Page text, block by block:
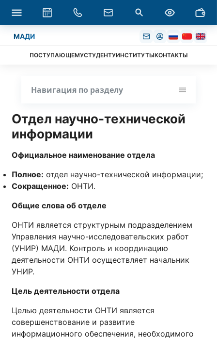
МАДИ
ПОСТУПАЮЩЕМУСТУДЕНТУИНСТИТУТЫКОНТАКТЫ
Отдел научно-технической
информации
Официальное наименование отдела
Полное: отдел научно-технической информации;
Сокращенное: ОНТИ.
Общие слова об отделе
ОНТИ является структурным подразделением
Управления научно-исследовательских работ
(УНИР) МАДИ. Контроль и координацию
деятельности ОНТИ осуществляет начальник
УНИР.
Цель деятельности отдела
Целью деятельности ОНТИ является
совершенствование и развитие
информационного обеспечения, необходимого
Навигация по разделу